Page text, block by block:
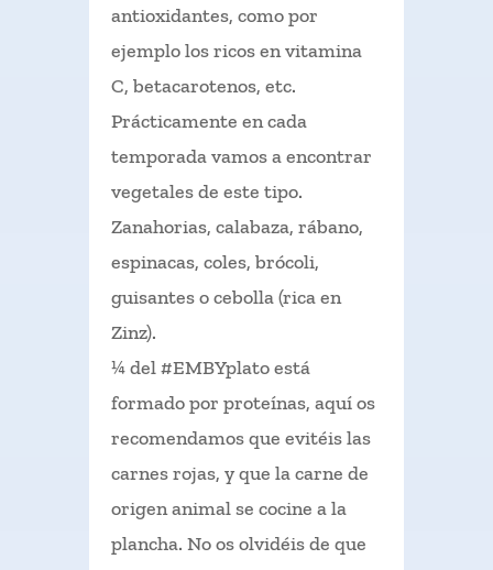
antioxidantes, como por
ejemplo los ricos en vitamina
C, betacarotenos, etc.
Prácticamente en cada
temporada vamos a encontrar
vegetales de este tipo.
Zanahorias, calabaza, rábano,
espinacas, coles, brócoli,
guisantes o cebolla (rica en
Zinz).
¼ del #EMBYplato está
formado por proteínas, aquí os
recomendamos que evitéis las
carnes rojas, y que la carne de
origen animal se cocine a la
plancha. No os olvidéis de que